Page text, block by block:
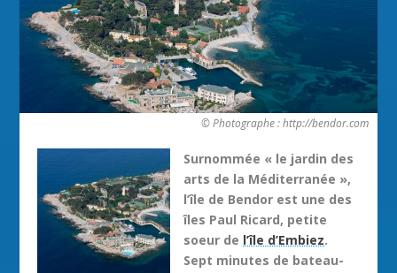
© Photographe : http://bendor.com
Surnommée « le jardin des
arts de la Méditerranée »,
l’île de Bendor est une des
îles Paul Ricard, petite
soeur de l’île d’Embiez.
Sept minutes de bateau-